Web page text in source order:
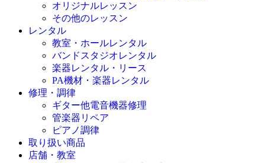
オリジナルレッスン
その他のレッスン
レンタル
教室・ホールレンタル
バンドスタジオレンタル
楽器レンタル・リース
PA機材・楽器レンタル
修理・調律
ギター他電音機器修理
管楽器リペア
ピアノ調律
取り扱い商品
店舗・教室